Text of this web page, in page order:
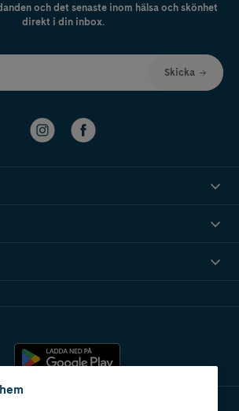
och det senaste inom hälsa och skönhet
direkt i din inbox.
Skicka